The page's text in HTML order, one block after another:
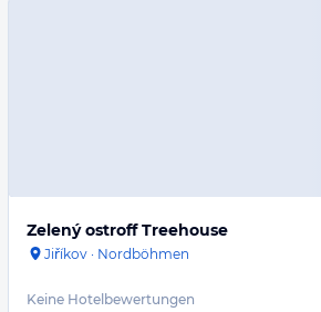
Zelený ostroff Treehouse
Jiříkov · Nordböhmen
Keine Hotelbewertungen